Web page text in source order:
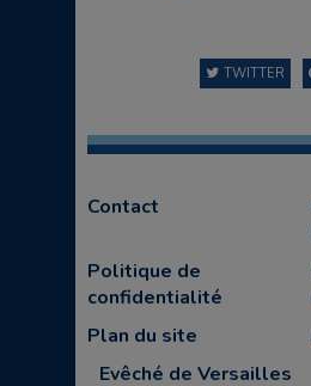
TWITTER
Contact
Politique de
confidentialité
Plan du site
Evêché de Versailles